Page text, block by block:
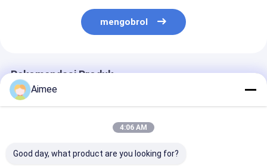
mengobrol
Rekomendasi Produk
Aimee
4:06 AM
Good day, what product are you looking for?